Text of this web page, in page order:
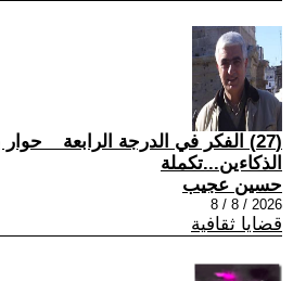
(27) الفكر في الدرجة الرابعة _ حوار
الذكاءين...تكملة
حسين عجيب
2026 / 8 / 8
قضايا ثقافية